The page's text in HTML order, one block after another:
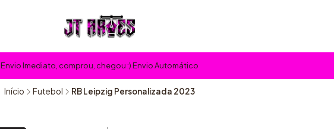
Envio Imediato, comprou, chegou :) Envio Automático
Início Futebol RB Leipzig Personalizada 2023